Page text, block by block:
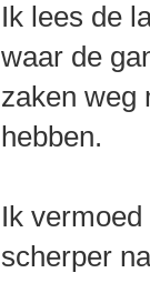
Ik lees de
waar de
zaken weg
hebben.
Ik
scherper